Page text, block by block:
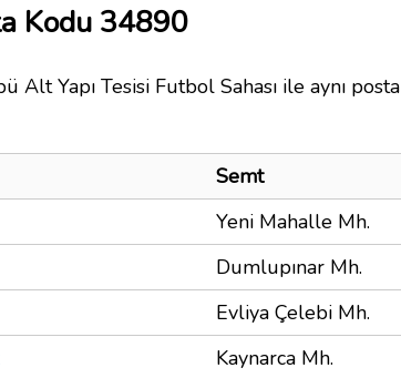
Kodu 34890
Alt Yapı Tesisi Futbol Sahası ile aynı posta
Semt
Yeni Mahalle Mh.
Dumlupınar Mh.
Evliya Çelebi Mh.
Kaynarca Mh.